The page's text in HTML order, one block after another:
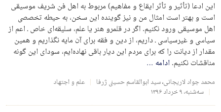
این ادعا (تأثیر و تأثر ایقاع و مفاهیم) مربوط به اهل فن شریف موسیقی
است و بهتر است امثال من و نیز گوینده این سخن، به حیطه تخصصی
اهل موسیقی ورود نکنیم. اگر در قلمرو هنر یا علم، سلیقه‌ای خاص ـ اعم از
سیاسی و غیرسیاسی ـ داریم، از دین و فقه برای آن مایه نگذاریم و همین
مقدار از دیانت را که برای مردم این دیار باقی نهاده‌ایم، سودای این گونه
مناقشات نکنیم.ادامه …
محمد جواد لاریجانی،سید ابوالقاسم حسینی ژرفا
علم و اجتهاد
سه‌شنبه، ۹ خرداد ۱۳۹۶